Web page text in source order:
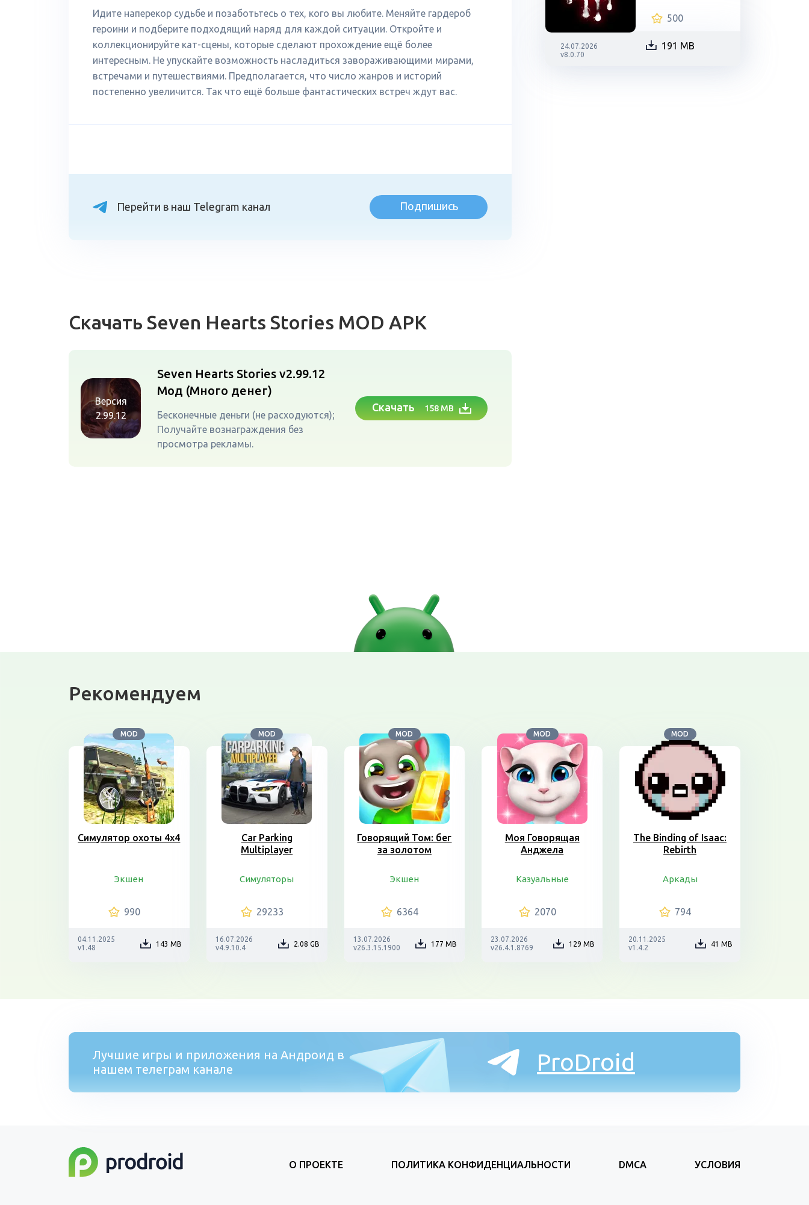
Идите наперекор судьбе и позаботьтесь о тех, кого вы любите. Меняйте гардероб
героини и подберите подходящий наряд для каждой ситуации. Откройте и
коллекционируйте кат-сцены, которые сделают прохождение ещё более
интересным. Не упускайте возможность насладиться завораживающими мирами,
встречами и путешествиями. Предполагается, что число жанров и историй
постепенно увеличится. Так что ещё больше фантастических встреч ждут вас.
Перейти в наш Telegram канал Подпишись
Скачать Seven Hearts Stories MOD APK
Версия
2.99.12
Seven Hearts Stories v2.99.12
Мод (Много денег)
Бесконечные деньги (не расходуются);
Получайте вознаграждения без
просмотра рекламы.
Скачать 158 MB
500
24.07.2026
v8.0.70
191 MB
Рекомендуем
MOD
Симулятор охоты 4х4
Экшен
990
04.11.2025
v1.48
143 MB
MOD
Car Parking
Multiplayer
Симуляторы
29233
16.07.2026
v4.9.10.4
2.08 GB
MOD
Говорящий Том: бег
за золотом
Экшен
6364
13.07.2026
v26.3.15.1900
177 MB
MOD
Моя Говорящая
Анджела
Казуальные
2070
23.07.2026
v26.4.1.8769
129 MB
MOD
The Binding of Isaac:
Rebirth
Аркады
794
20.11.2025
v1.4.2
41 MB
Лучшие игры и приложения на Андроид в
нашем телеграм канале
ProDroid
О ПРОЕКТЕ ПОЛИТИКА КОНФИДЕНЦИАЛЬНОСТИ DMCA УСЛОВИЯ